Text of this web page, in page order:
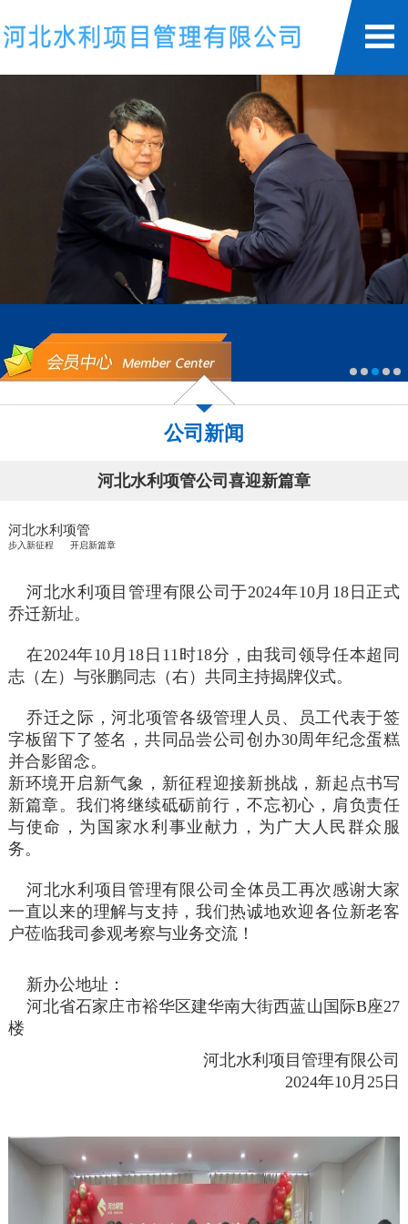
公司新闻
河北水利项管公司喜迎新篇章
河北水利项管
步入新征程 开启新篇章
河北水利项目管理有限公司于2024年10月18日正式
乔迁新址。
在2024年10月18日11时18分，由我司领导任本超同
志（左）与张鹏同志（右）共同主持揭牌仪式。
乔迁之际，河北项管各级管理人员、员工代表于签
字板留下了签名，共同品尝公司创办30周年纪念蛋糕
并合影留念。
新环境开启新气象，新征程迎接新挑战，新起点书写
新篇章。我们将继续砥砺前行，不忘初心，肩负责任
与使命，为国家水利事业献力，为广大人民群众服
务。
河北水利项目管理有限公司全体员工再次感谢大家
一直以来的理解与支持，我们热诚地欢迎各位新老客
户莅临我司参观考察与业务交流！
新办公地址：
河北省石家庄市裕华区建华南大街西蓝山国际B座27
楼
河北水利项目管理有限公司
2024年10月25日